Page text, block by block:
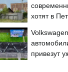
хотят в
привезут